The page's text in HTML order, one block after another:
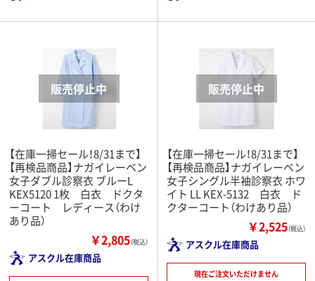
【在庫一掃セール！8/31まで】
【再検品商品】ナガイレーベン
女子ダブル診察衣 ブルーL
KEX5120 1枚 白衣 ドクタ
ーコート レディース（わけ
あり品）
￥2,805（税込）
アスクル在庫商品
【在庫一掃セール！8/31まで】
【再検品商品】ナガイレーベン
女子シングル半袖診察衣 ホワ
イト LL KEX-5132 白衣 ド
クターコート（わけあり品）
￥2,525（税込）
アスクル在庫商品
現在ご注文いただけません